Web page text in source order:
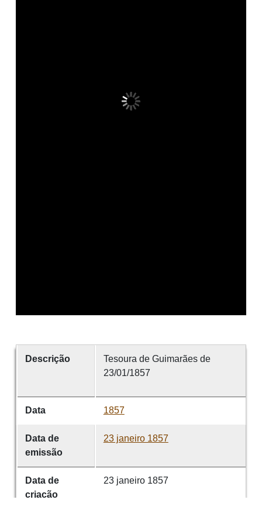
Descrição
Tesoura de Guimarães de
23/01/1857
Data 1857
Data de
emissão
23 janeiro 1857
Data de
criação
23 janeiro 1857